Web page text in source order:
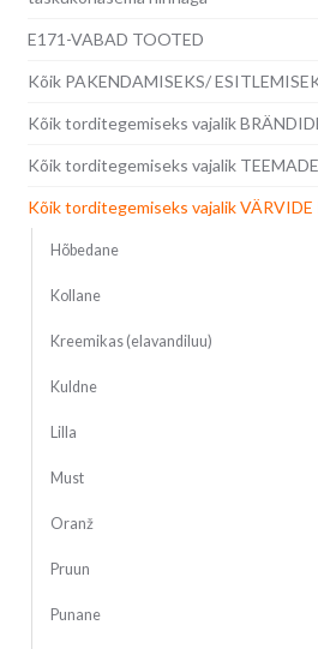
E171-VABAD TOOTED
Kõik PAKENDAMISEKS/
Kõik torditegemiseks vajalik
Kõik torditegemiseks vajalik
Kõik torditegemiseks vajalik VÄRVIDE
Hõbedane
Kollane
Kreemikas (elavandiluu)
Kuldne
Lilla
Must
Oranž
Pruun
Punane